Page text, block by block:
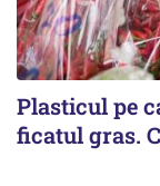
Plasticul pe
ficatul gras.